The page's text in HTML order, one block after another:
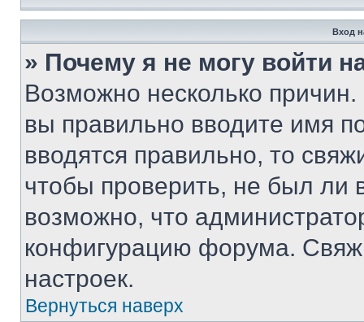
Вход
» Почему я не могу войти
Возможно несколько
вы правильно вводите имя
вводятся правильно, то
чтобы проверить, не был ли
возможно, что
конфигурацию форума.
настроек.
Вернуться наверх